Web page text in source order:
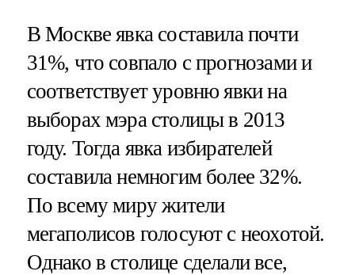
В Москве явка составила почти
31%, что совпало с прогнозами и
соответствует уровню явки на
выборах мэра столицы в 2013
году. Тогда явка избирателей
составила немногим более 32%.
По всему миру жители
мегаполисов голосуют с неохотой.
Однако в столице сделали все,